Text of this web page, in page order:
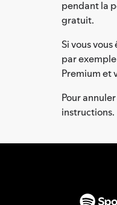
pendant la
gratuit.
Si vous
par
Premium et
Pour
instructions.